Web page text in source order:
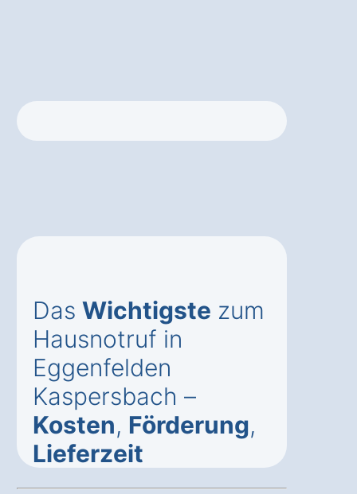
Das Wichtigste zum
Hausnotruf in
Eggenfelden
Kaspersbach –
Kosten, Förderung,
Lieferzeit